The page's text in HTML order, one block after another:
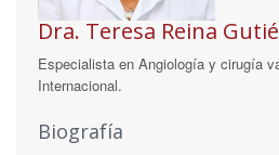
Dra. Teresa Reina
Especialista en Angiología y cirugía
Internacional.
Biografía